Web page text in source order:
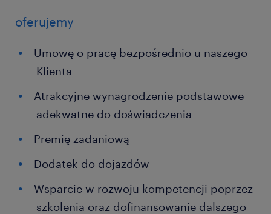
oferujemy
Umowę o pracę bezpośrednio u naszego
Klienta
Atrakcyjne wynagrodzenie podstawowe
adekwatne do doświadczenia
Premię zadaniową
Dodatek do dojazdów
Wsparcie w rozwoju kompetencji poprzez
szkolenia oraz dofinansowanie dalszego